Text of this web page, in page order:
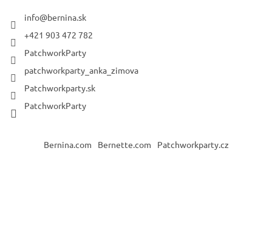
info@bernina.sk
+421 903 472 782
PatchworkParty
patchworkparty_anka_zimova
Patchworkparty.sk
PatchworkParty
Bernina.com Bernette.com Patchworkparty.cz